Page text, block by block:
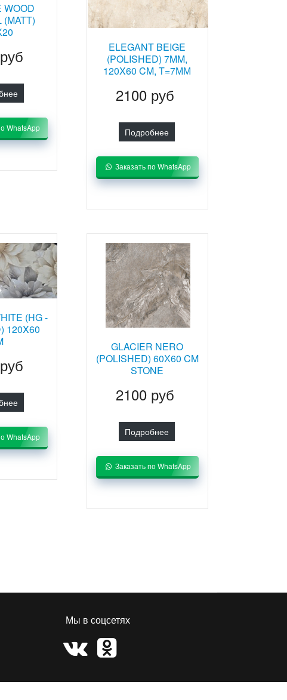
WOOD
(MATT)
WhatsApp
ELEGANT BEIGE
(POLISHED) 7MM,
120X60 CM, T=7ММ
2100 руб
Подробнее
Заказать по WhatsApp
(HG -
120X60
WhatsApp
GLACIER NERO
(POLISHED) 60Х60 CM
STONE
2100 руб
Подробнее
Заказать по WhatsApp
Мы в соцсетях